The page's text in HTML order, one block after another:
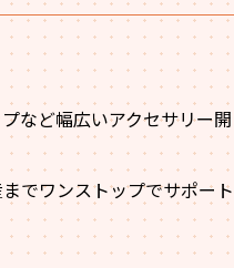
など幅広いアクセサリー開
でワンストップでサポート